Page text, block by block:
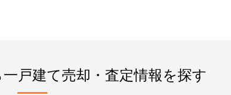
戸建て売却・査定情報を探す